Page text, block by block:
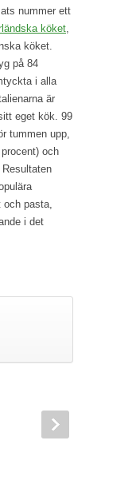
nummer ett
köket
köket.
på 84
i alla
är
eget kök. 99
tummen upp,
och
pasta,
i det